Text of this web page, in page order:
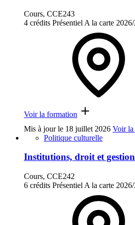
Cours, CCE243
4 crédits Présentiel A la carte
Voir la formation
Mis à jour le 18 juillet 2026 Voir la
Politique culturelle
Institutions, droit et
Cours, CCE242
6 crédits Présentiel A la carte